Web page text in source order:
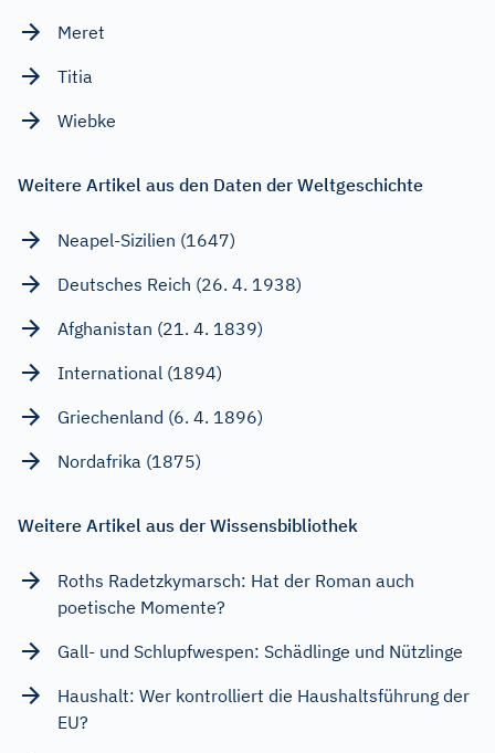
Meret
Titia
Wiebke
Weitere Artikel aus den Daten der Weltgeschichte
Neapel-Sizilien (1647)
Deutsches Reich (26. 4. 1938)
Afghanistan (21. 4. 1839)
International (1894)
Griechenland (6. 4. 1896)
Nordafrika (1875)
Weitere Artikel aus der Wissensbibliothek
Roths Radetzkymarsch: Hat der Roman auch
poetische Momente?
Gall- und Schlupfwespen: Schädlinge und Nützlinge
Haushalt: Wer kontrolliert die Haushaltsführung der
EU?